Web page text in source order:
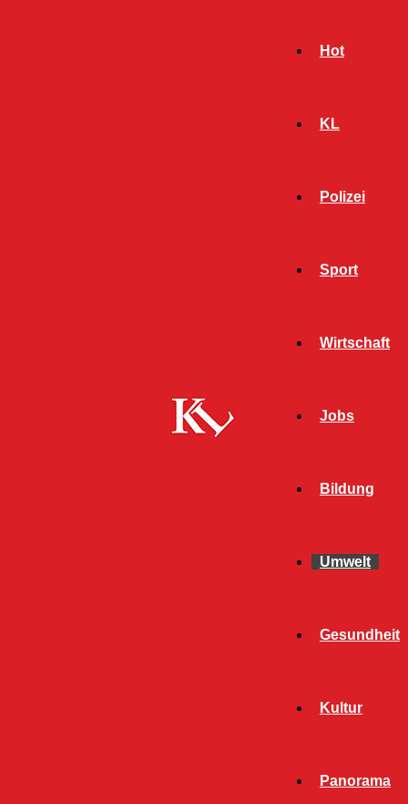
Hot
KL
Polizei
Sport
Wirtschaft
Jobs
Bildung
Umwelt
Gesundheit
Kultur
Panorama
Unterstützung für die BUND-Aktion „Lautern